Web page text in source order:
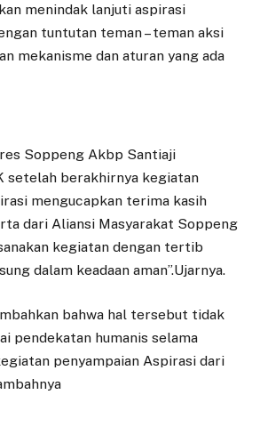
menindak lanjuti aspirasi
tuntutan teman – teman aksi
mekanisme dan aturan yang ada
Soppeng Akbp Santiaji
setelah berakhirnya kegiatan
mengucapkan terima kasih
dari Aliansi Masyarakat Soppeng
kegiatan dengan tertib
dalam keadaan aman”.Ujarnya.
bahwa hal tersebut tidak
pendekatan humanis selama
penyampaian Aspirasi dari